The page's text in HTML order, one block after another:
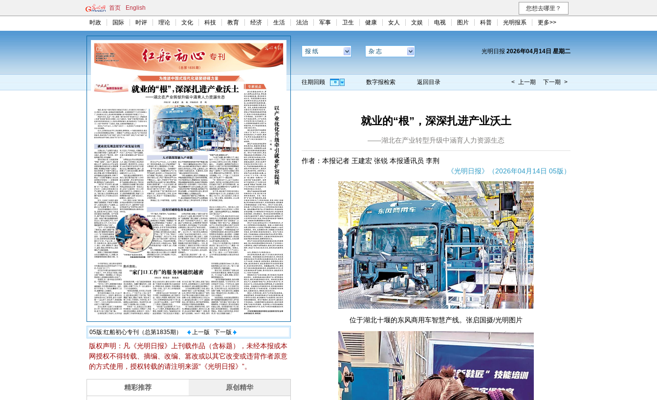
首页 English 您想去哪里？
时政 国际 时评 理论 文化 科技 教育 经济 生活 法治 军事 卫生 健康 女人 文娱 电视 图片 科普 光明报系 更多>>
05版:红船初心专刊（总第1835期） 上一版 下一版
版权声明：凡《光明日报》上刊载作品（含标题），未经本报或本
网授权不得转载、摘编、改编、篡改或以其它改变或违背作者原意
的方式使用，授权转载的请注明来源“《光明日报》”。
报 纸 杂 志 光明日报 2026年04月14日 星期二
往期回顾 数字报检索 返回目录 < 上一期 下一期 >
就业的“根”，深深扎进产业沃土
——湖北在产业转型升级中涵育人力资源生态
作者：本报记者 王建宏 张锐 本报通讯员 李荆
《光明日报》（2026年04月14日 05版）
位于湖北十堰的东风商用车智慧产线。张启国摄/光明图片